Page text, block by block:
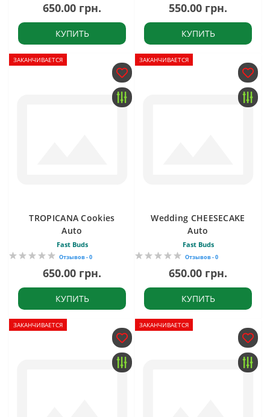
650.00 грн.
КУПИТЬ
550.00 грн.
КУПИТЬ
ЗАКАНЧИВАЕТСЯ
TROPICANA Cookies
Auto
Fast Buds
Отзывов - 0
650.00 грн.
КУПИТЬ
ЗАКАНЧИВАЕТСЯ
Wedding CHEESECAKE
Auto
Fast Buds
Отзывов - 0
650.00 грн.
КУПИТЬ
ЗАКАНЧИВАЕТСЯ ЗАКАНЧИВАЕТСЯ